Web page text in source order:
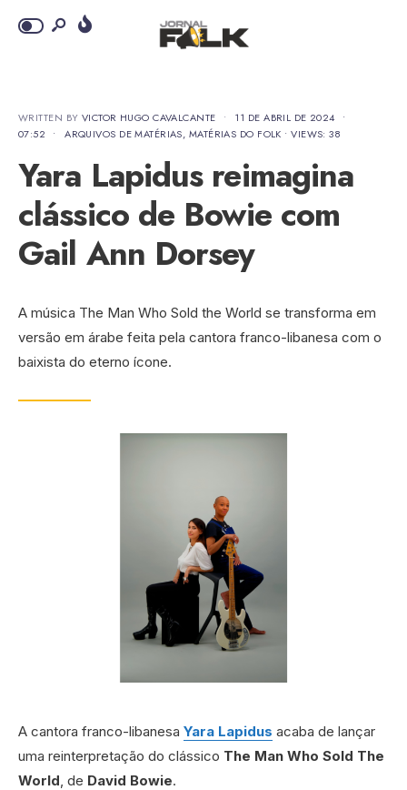
WRITTEN BY VICTOR HUGO CAVALCANTE • 11 DE ABRIL DE 2024 •
07:52
• ARQUIVOS DE MATÉRIAS, MATÉRIAS DO FOLK •VIEWS: 38
Yara Lapidus reimagina
clássico de Bowie com
Gail Ann Dorsey
A música The Man Who Sold the World se transforma em
versão em árabe feita pela cantora franco-libanesa com o
baixista do eterno ícone.
A cantora franco-libanesa Yara Lapidus acaba de lançar
uma reinterpretação do clássico The Man Who Sold The
World , de David Bowie.